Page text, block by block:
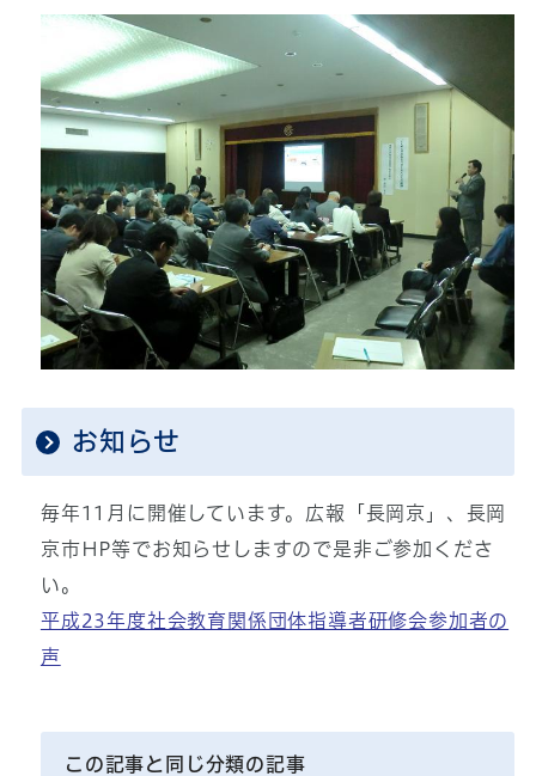
お知らせ
毎年11月に開催しています。広報「長岡京」、長岡
京市HP等でお知らせしますので是非ご参加くださ
い。
平成23年度社会教育関係団体指導者研修会参加者の
声
この記事と同じ分類の記事